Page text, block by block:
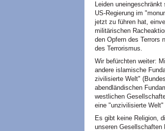
Leiden
US-Regierung im
jetzt zu führen hat,
militärischen
den Opfern des Terrors
des Terrorismus.
Wir befürchten weiter:
andere islamische
zivilisierte Welt"
abendländischen
westlichen
eine "unzivilisierte
Es gibt keine Religion,
unseren Gesellschaften